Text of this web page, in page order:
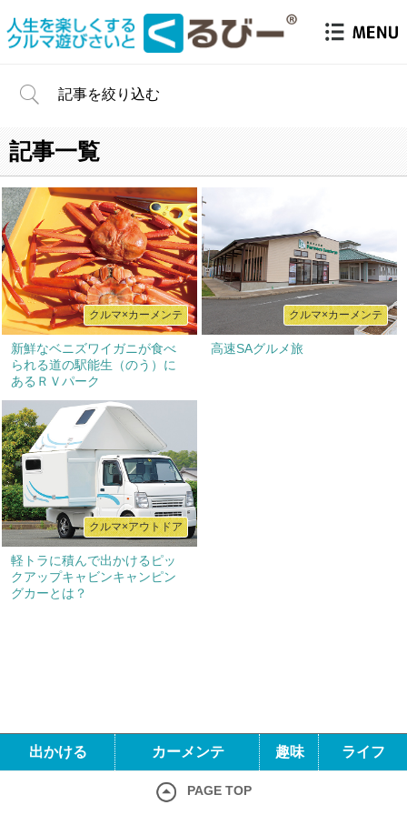
記事を絞り込む
記事一覧
クルマ×カーメンテ
新鮮なベニズワイガニが食べ
られる道の駅能生（のう）に
あるＲＶパーク
クルマ×カーメンテ
高速SAグルメ旅
クルマ×アウトドア
軽トラに積んで出かけるピッ
クアップキャビンキャンピン
グカーとは？
出かける カーメンテ 趣味 ライフ
PAGE TOP